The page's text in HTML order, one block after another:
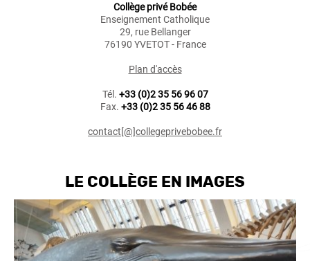
Collège privé Bobée
Enseignement Catholique
29, rue Bellanger
76190 YVETOT - France
Plan d'accès
Tél. +33 (0)2 35 56 96 07
Fax. +33 (0)2 35 56 46 88
contact[@]collegeprivebobee.fr
LE COLLÈGE EN IMAGES